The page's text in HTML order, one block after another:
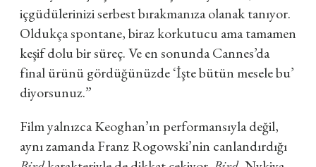
içgüdülerinizi serbest bırakmanıza olanak tanıyor.
Oldukça spontane, biraz korkutucu ama tamamen
keşif dolu bir süreç. Ve en sonunda Cannes’da
final ürünü gördüğünüzde ‘İşte bütün mesele bu’
diyorsunuz.”
Film yalnızca Keoghan’ın performansıyla değil,
aynı zamanda Franz Rogowski’nin canlandırdığı